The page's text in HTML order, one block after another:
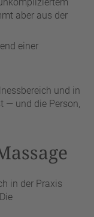
aber aus der
einer
und in
— und die Person,
in der Praxis